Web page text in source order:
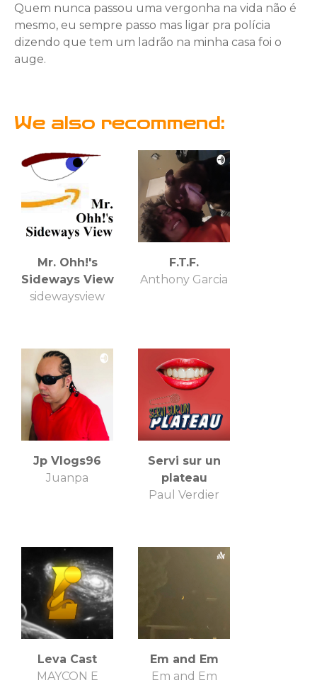
Quem nunca passou uma vergonha na vida não é
mesmo, eu sempre passo mas ligar pra polícia
dizendo que tem um ladrão na minha casa foi o
auge.
We also recommend:
Mr. Ohh!'s
Sideways View
sidewaysview
F.T.F.
Anthony Garcia
Jp Vlogs96
Juanpa
Servi sur un
plateau
Paul Verdier
Leva Cast
MAYCON E
Em and Em
Em and Em